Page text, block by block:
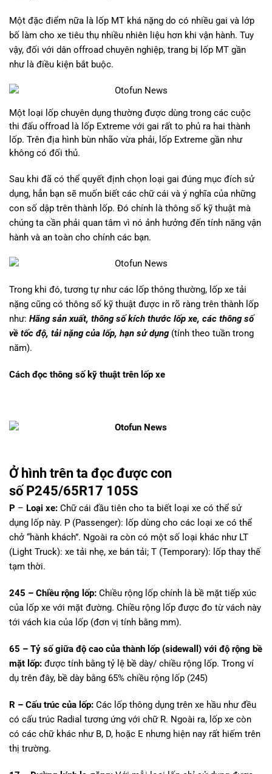
Một đặc điểm nữa là lốp MT khá nặng do có nhiều gai và lớp
bố làm cho xe tiêu thụ nhiều nhiên liệu hơn khi vận hành. Tuy
vậy, đối với dân offroad chuyên nghiệp, trang bị lốp MT gần
như là điều kiện bắt buộc.
Một loại lốp chuyên dụng thường được dùng trong các cuộc
thi đấu offroad là lốp Extreme với gai rất to phủ ra hai thành
lốp. Trên địa hình bùn nhão vừa phải, lốp Extreme gần như
không có đối thủ.
Sau khi đã có thể quyết định chọn loại gai đúng mục đích sử
dụng, hẳn bạn sẽ muốn biết các chữ cái và ý nghĩa của những
con số dập trên thành lốp. Đó chính là thông số kỹ thuật mà
chúng ta cần phải quan tâm vì nó ảnh hưởng đến tính năng vận
hành và an toàn cho chính các bạn.
Trong khi đó, tương tự như các lốp thông thường, lốp xe tải
nặng cũng có thông số kỹ thuật được in rõ ràng trên thành lốp
như: Hãng sản xuất, thông số kích thước lốp xe, các thông số
về tốc độ, tải nặng của lốp, hạn sử dụng (tính theo tuần trong
năm).
Cách đọc thông số kỹ thuật trên lốp xe
Ở hình trên ta đọc được con
sốP245/65R17 105S
P – Loại xe: Chữ cái đầu tiên cho ta biết loại xe có thể sử
dụng lốp này. P (Passenger): lốp dùng cho các loại xe có thể
chở “hành khách”. Ngoài ra còn có một số loại khác như LT
(Light Truck): xe tải nhẹ, xe bán tải; T (Temporary): lốp thay thế
tạm thời.
245 – Chiều rộng lốp: Chiều rộng lốp chính là bề mặt tiếp xúc
của lốp xe với mặt đường. Chiều rộng lốp được đo từ vách này
tới vách kia của lốp (đơn vị tính bằng mm).
65 – Tỷ số giữa độ cao của thành lốp (sidewall) với độ rộng bề
mặt lốp: được tính bằng tỷ lệ bề dày/ chiều rộng lốp. Trong ví
dụ trên đây, bề dày bằng 65% chiều rộng lốp (245)
R – Cấu trúc của lốp: Các lốp thông dụng trên xe hầu như đều
có cấu trúc Radial tương ứng với chữ R. Ngoài ra, lốp xe còn
có các chữ khác như B, D, hoặc E nhưng hiện nay rất hiếm trên
thị trường.